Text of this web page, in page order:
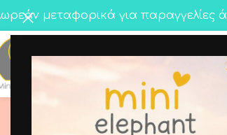
μεταφορικά για παραγγελίες